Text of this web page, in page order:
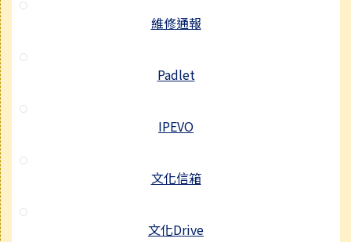
維修通報
Padlet
IPEVO
文化信箱
文化Drive